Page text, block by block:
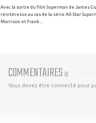
Avec la sortie du film Superman de James
réintéresse au cas de la série All-Star
Morrison et Frank ...
COMMENTAIRES (0)
Vous devez être connecté pour